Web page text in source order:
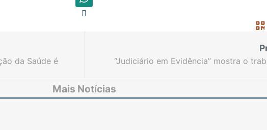
da Saúde é
“Judiciário em Evidência” mostra o
Mais Notícias